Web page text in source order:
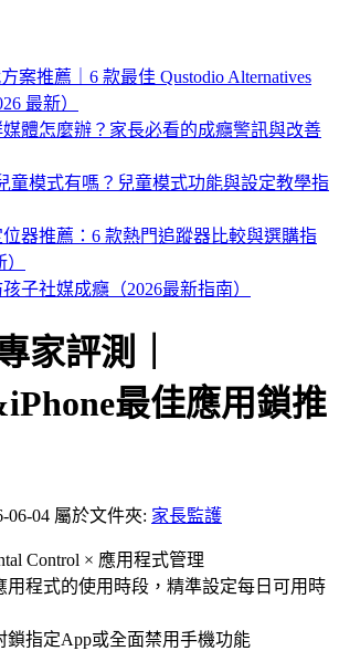
案推薦｜6 款最佳 Qustodio Alternatives
最新）
體怎麼辦？家長必看的成癮警訊與改善
童模式有嗎？兒童模式功能與設定教學指
器推薦：6 款熱門追蹤器比較與選購指
子社媒成癮（2026最新指南）
家評測｜
最佳應用鎖推
06-04 屬於文件夾: 家長監護
Control × 應用程式管理
用程式的使用時段，精準設定每日可用時
鎖指定App或全面禁用手機功能